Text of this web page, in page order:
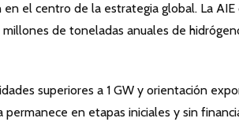
el centro de la estrategia global. La AIE
de toneladas anuales de
superiores a 1 GW y orientación
en etapas iniciales y sin